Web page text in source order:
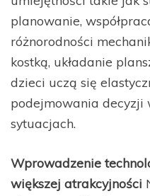
planowanie,
różnorodności
kostką, układanie
dzieci uczą się
podejmowania decyzji
sytuacjach.
Wprowadzenie
większej atrakcyjności